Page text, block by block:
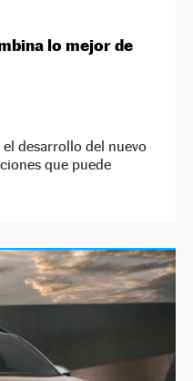
lo mejor de
desarrollo del nuevo
que puede